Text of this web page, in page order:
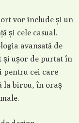
vor include și un
și cele casual.
avansată de
și ușor de purtat în
pentru cei care
la birou, în oraș